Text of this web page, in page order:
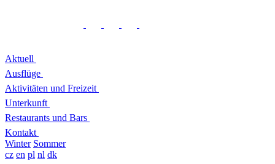
Aktuell
Ausflüge
Aktivitäten und Freizeit
Unterkunft
Restaurants und Bars
Kontakt
Winter Sommer
cz en pl nl dk